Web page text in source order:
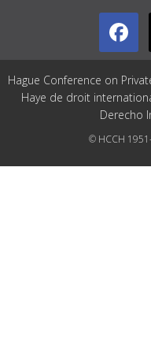
Hague Conference on
Haye de droit
Derecho
© HCCH